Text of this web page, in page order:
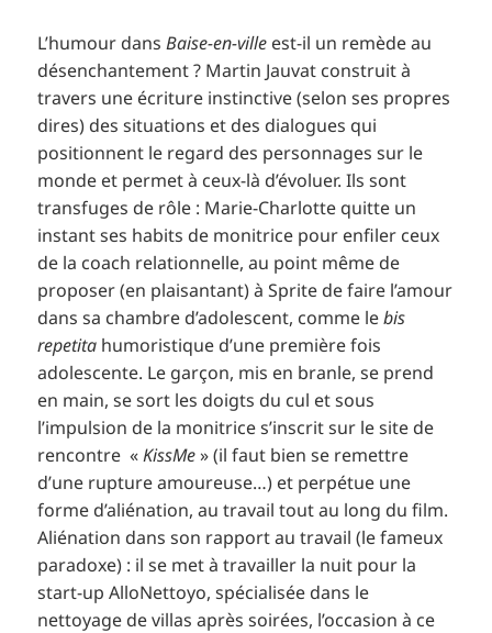
L’humour dansBaise-en-ville est-il un remède au
désenchantement ? Martin Jauvat construit à
travers une écriture instinctive (selon ses propres
dires) des situations et des dialogues qui
positionnent le regard des personnages sur le
monde et permet à ceux-là d’évoluer. Ils sont
transfuges de rôle : Marie-Charlotte quitte un
instant ses habits de monitrice pour enfiler ceux
de la coach relationnelle, au point même de
proposer (en plaisantant) à Sprite de faire l’amour
dans sa chambre d’adolescent, comme lebis
repetita humoristique d’une première fois
adolescente. Le garçon, mis en branle, se prend
en main, se sort les doigts du cul et sous
l’impulsion de la monitrice s’inscrit sur le site de
rencontre «KissMe» (il faut bien se remettre
d’une rupture amoureuse…) et perpétue une
forme d’aliénation, au travail tout au long du film.
Aliénation dans son rapport au travail (le fameux
paradoxe) : il se met à travailler la nuit pour la
start-up AlloNettoyo, spécialisée dans le
nettoyage de villas après soirées, l’occasion à ce